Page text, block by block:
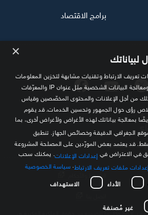
الاقتصادية
برامج الاقتصاد
الشروط والأحكام
كافة العلامات التجارية الخاصة بـ SKY وكل ما تتضمنه من حقوق الملكية الفكرية هي
× لبياناتك
تعريف الارتباط وتقنيات مشابهة لتخزين المعلومات
على جهازك والوصول إليها ومعالجة البيانات الشخصية مثل عنوان IP والمعرّفات
من أجل الإعلانات والمحتوى المخصّصين وقياس
رؤى حول الجمهور وتحسين الخدمات. قد يقوم
بمعالجة بياناتك لهذه الأغراض ولأغراض أخرى، بما
الجغرافي الدقيقة وخصائص الجهاز. تنطبق
فقط. قد يعتمد بعض المورّدين على المصلحة المشروعة
في الاعتراض في إعدادات الإعلانات . يمكنك سحب
إعدادات ملفات تعريف الارتباط سياسة الخصوصية
الأداء الاستهداف
غير مُصنفة